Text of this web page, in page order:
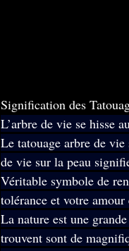
Signification des
L’arbre de vie se hisse
Le tatouage arbre de
de vie sur la peau
Véritable symbole de
tolérance et votre
La nature est une
trouvent sont de